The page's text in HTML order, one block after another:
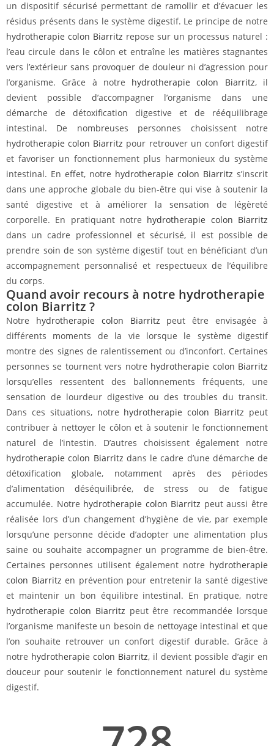
un dispositif sécurisé permettant de ramollir et d’évacuer les
résidus présents dans le système digestif. Le principe de notre
hydrotherapie colon Biarritz repose sur un processus naturel :
l’eau circule dans le côlon et entraîne les matières stagnantes
vers l’extérieur sans provoquer de douleur ni d’agression pour
l’organisme. Grâce à notre hydrotherapie colon Biarritz, il
devient possible d’accompagner l’organisme dans une
démarche de détoxification digestive et de rééquilibrage
intestinal. De nombreuses personnes choisissent notre
hydrotherapie colon Biarritz pour retrouver un confort digestif
et favoriser un fonctionnement plus harmonieux du système
intestinal. En effet, notre hydrotherapie colon Biarritz s’inscrit
dans une approche globale du bien-être qui vise à soutenir la
santé digestive et à améliorer la sensation de légèreté
corporelle. En pratiquant notre hydrotherapie colon Biarritz
dans un cadre professionnel et sécurisé, il est possible de
prendre soin de son système digestif tout en bénéficiant d’un
accompagnement personnalisé et respectueux de l’équilibre
du corps.
Quand avoir recours à notre hydrotherapie
colon Biarritz ?
Notre hydrotherapie colon Biarritz peut être envisagée à
différents moments de la vie lorsque le système digestif
montre des signes de ralentissement ou d’inconfort. Certaines
personnes se tournent vers notre hydrotherapie colon Biarritz
lorsqu’elles ressentent des ballonnements fréquents, une
sensation de lourdeur digestive ou des troubles du transit.
Dans ces situations, notre hydrotherapie colon Biarritz peut
contribuer à nettoyer le côlon et à soutenir le fonctionnement
naturel de l’intestin. D’autres choisissent également notre
hydrotherapie colon Biarritz dans le cadre d’une démarche de
détoxification globale, notamment après des périodes
d’alimentation déséquilibrée, de stress ou de fatigue
accumulée. Notre hydrotherapie colon Biarritz peut aussi être
réalisée lors d’un changement d’hygiène de vie, par exemple
lorsqu’une personne décide d’adopter une alimentation plus
saine ou souhaite accompagner un programme de bien-être.
Certaines personnes utilisent également notre hydrotherapie
colon Biarritz en prévention pour entretenir la santé digestive
et maintenir un bon équilibre intestinal. En pratique, notre
hydrotherapie colon Biarritz peut être recommandée lorsque
l’organisme manifeste un besoin de nettoyage intestinal et que
l’on souhaite retrouver un confort digestif durable. Grâce à
notre hydrotherapie colon Biarritz, il devient possible d’agir en
douceur pour soutenir le fonctionnement naturel du système
digestif.